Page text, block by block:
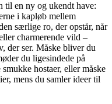
til en ny og ukendt have:
i kapløb mellem
særlige ro, der opstår, når
charmerende vild –
der ser. Måske bliver du
du ligesindede på
hostaer, eller måske
mens du samler ideer til